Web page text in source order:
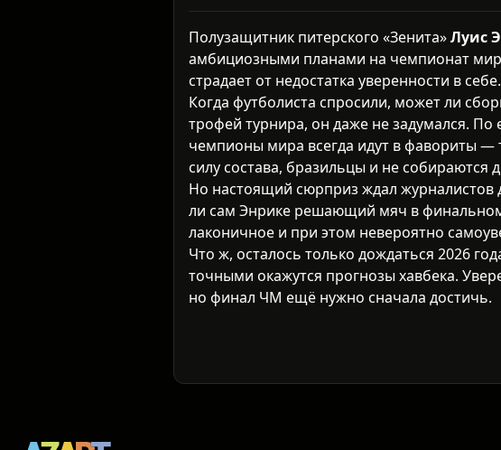
Полузащитник питерского «Зенита»Луис
амбициозными планами на чемпионат
страдает от недостатка уверенности в себе.
Когда футболиста спросили, может ли
трофей турнира, он даже не задумался. По
чемпионы мира всегда идут в фавориты —
силу состава, бразильцы и не собираются
Но настоящий сюрприз ждал журналистов
ли сам Энрике решающий мяч в
лаконичное и при этом невероятно
Что ж, осталось только дождаться 2026
точными окажутся прогнозы хавбека.
но финал ЧМ ещё нужно сначала достичь.